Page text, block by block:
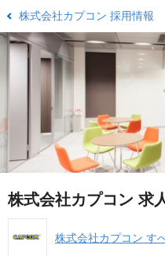
株式会社カプコン 採用情報
株式会社カプコン 求
株式会社カプコン す